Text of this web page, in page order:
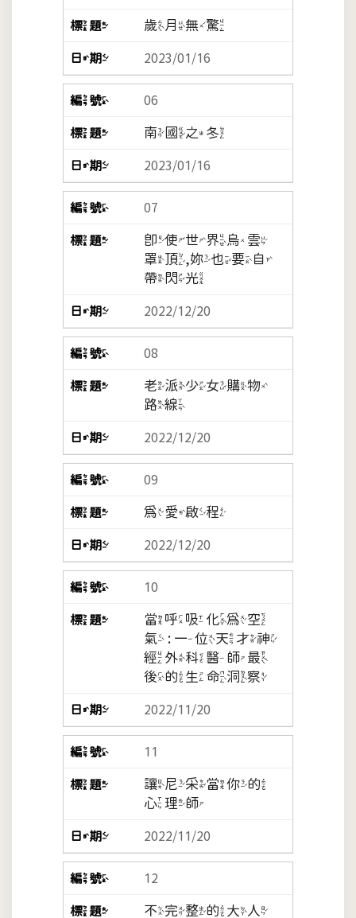
歲月無驚
2023/01/16
06
南國之冬
2023/01/16
07
即使世界烏雲
罩頂,妳也要自
帶閃光
2022/12/20
08
老派少女購物
路線
2022/12/20
09
為愛啟程
2022/12/20
10
當呼吸化為空
氣 : 一位天才神
經外科醫師最
後的生命洞察
2022/11/20
11
讓尼采當你的
心理師
2022/11/20
12
不完整的大人